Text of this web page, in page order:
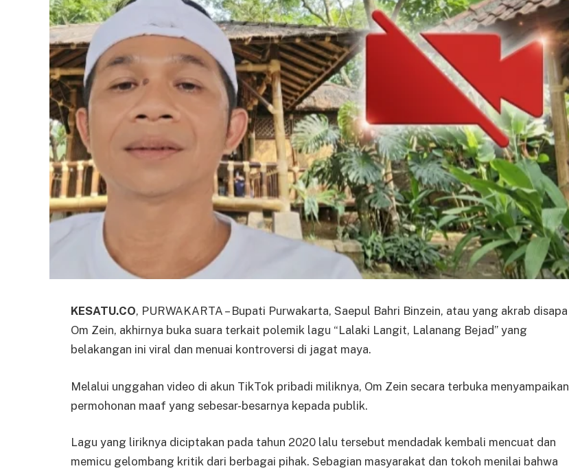
KESATU.CO, PURWAKARTA – Bupati Purwakarta, Saepul Bahri Binzein, atau yang akrab disapa
Om Zein, akhirnya buka suara terkait polemik lagu “Lalaki Langit, Lalanang Bejad” yang
belakangan ini viral dan menuai kontroversi di jagat maya.
Melalui unggahan video di akun TikTok pribadi miliknya, Om Zein secara terbuka menyampaikan
permohonan maaf yang sebesar-besarnya kepada publik.
Lagu yang liriknya diciptakan pada tahun 2020 lalu tersebut mendadak kembali mencuat dan
memicu gelombang kritik dari berbagai pihak. Sebagian masyarakat dan tokoh menilai bahwa